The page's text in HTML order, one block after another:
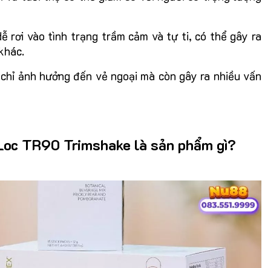
rơi vào tình trạng trầm cảm và tự ti, có thể gây ra
ảnh hưởng đến vẻ ngoại mà còn gây ra nhiều vấn
TR90 Trimshake là sản phẩm gì?